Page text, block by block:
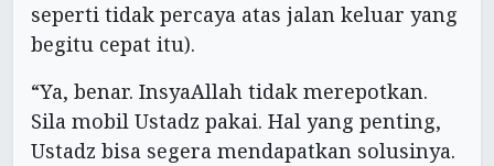
seperti tidak percaya atas jalan keluar yang
begitu cepat itu).
“Ya, benar. InsyaAllah tidak merepotkan.
Sila mobil Ustadz pakai. Hal yang penting,
Ustadz bisa segera mendapatkan solusinya.